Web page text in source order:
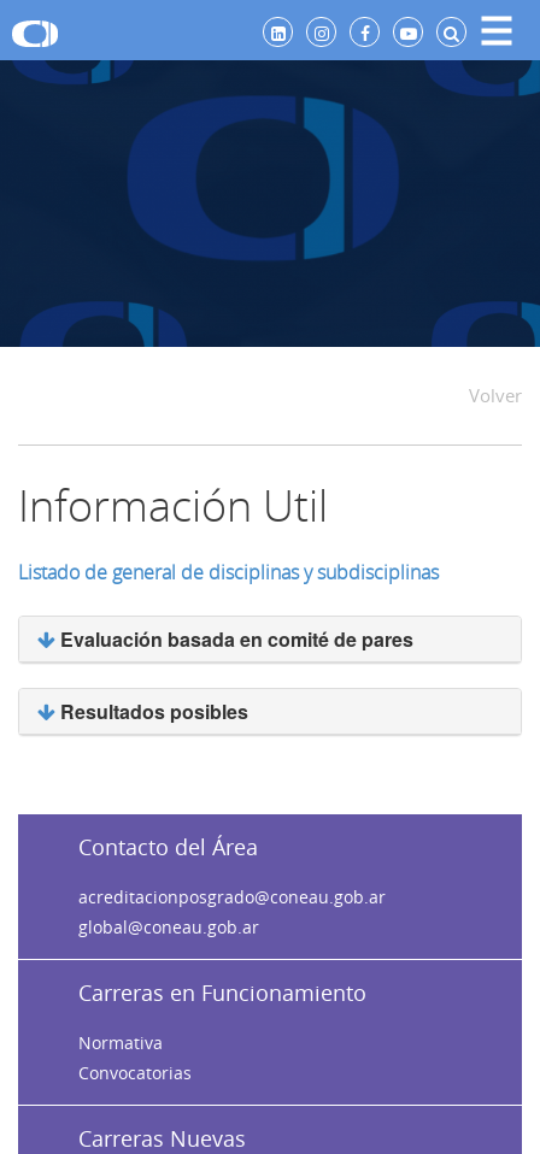
Volver
Información Util
Listado de general de disciplinas y subdisciplinas
Evaluación basada en comité de pares
Resultados posibles
Contacto del Área
acreditacionposgrado@coneau.gob.ar
global@coneau.gob.ar
Carreras en Funcionamiento
Normativa
Convocatorias
Carreras Nuevas